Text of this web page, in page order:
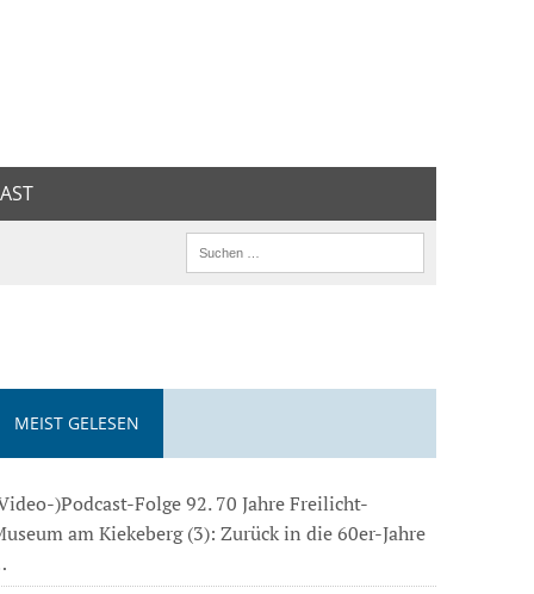
MEIST GELESEN
)Podcast-Folge 92. 70 Jahre Freilicht-
am Kiekeberg (3): Zurück in die 60er-Jahre